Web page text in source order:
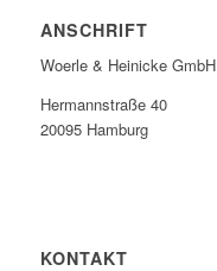
ANSCHRIFT
Woerle & Heinicke GmbH
Hermannstraße 40
20095 Hamburg
KONTAKT